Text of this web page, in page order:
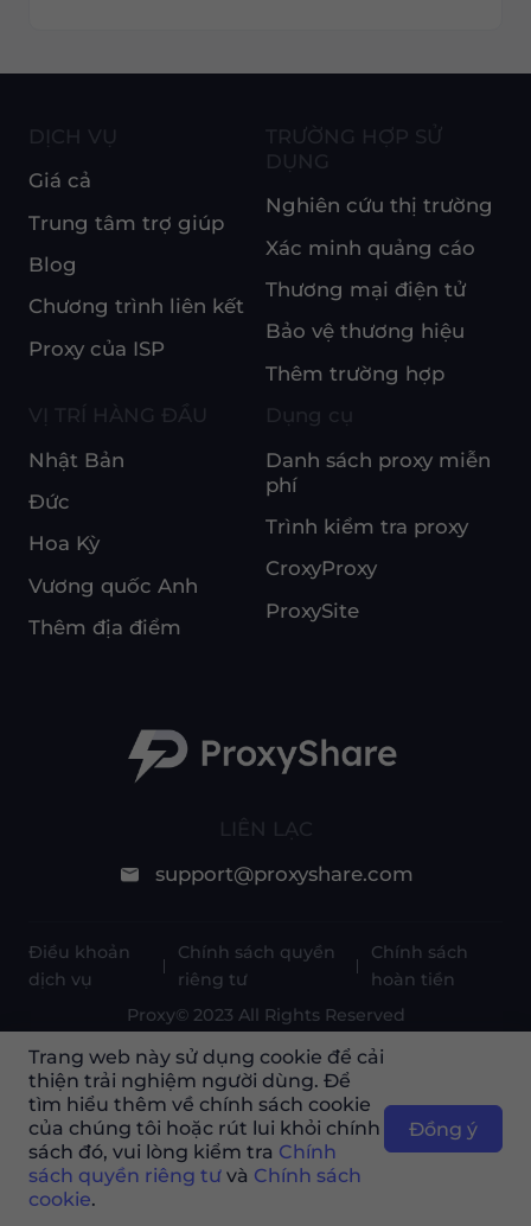
LIÊN LẠC
support@proxyshare.com
DỊCH VỤ
Giá cả
Trung tâm trợ giúp
Blog
Chương trình liên kết
Proxy của ISP
TRƯỜNG HỢP SỬ
DỤNG
Nghiên cứu thị trường
Xác minh quảng cáo
Thương mại điện tử
Bảo vệ thương hiệu
Thêm trường hợp
VỊ TRÍ HÀNG ĐẦU
Nhật Bản
Đức
Hoa Kỳ
Vương quốc Anh
Thêm địa điểm
Dụng cụ
Danh sách proxy miễn
phí
Trình kiểm tra proxy
CroxyProxy
ProxySite
Điều khoản
dịch vụ
Chính sách quyền
riêng tư
Chính sách
hoàn tiền
Proxy© 2023 All Rights Reserved
Dịch vụ này không có sẵn ở Trung Quốc đại
lục vì lý do chính sách. Cảm ơn bạn đã hiểu!
Trang web này sử dụng cookie để cải
thiện trải nghiệm người dùng. Để
tìm hiểu thêm về chính sách cookie
của chúng tôi hoặc rút lui khỏi chính
sách đó, vui lòng kiểm tra Chính
sách quyền riêng tưvà Chính sách
cookie.
Đồng ý